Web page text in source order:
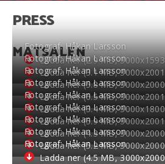
PRESS
MATSALEN
Fotograf: Håkan Larsson
Ladda ner (2.9 MB, 3000x
Fotograf: Håkan Larsson
Ladda ner (3.1 MB, 3000x
Fotograf: Håkan Larsson
Ladda ner (5.8 MB, 3000x
Fotograf: Håkan Larsson
Ladda ner (6.5 MB, 3000x
Fotograf: Håkan Larsson
Ladda ner (3.4 MB, 3000x
Fotograf: Håkan Larsson
Ladda ner (5.9 MB, 3000x
Fotograf: Håkan Larsson
Ladda ner (4.3 MB, 3000x
Fotograf: Håkan Larsson
Ladda ner (5.2 MB, 3000x
Fotograf: Håkan Larsson
Ladda ner (4.5 MB, 3000x